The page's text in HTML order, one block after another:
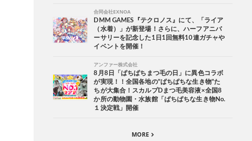
合同会社EXNOA
DMM GAMES『テクロノス』にて、「ライア
（水着）」が新登場！さらに、ハーフアニバ
ーサリーを記念した1日1回無料10連ガチャや
イベントを開催！
アンファー株式会社
8月8日「ぱちぱちまつ毛の日」に異色コラボ
が実現！！全国各地の"ぱちぱちな生き物"た
ちが大集合！スカルプDまつ毛美容液×全国8
か所の動物園・水族館「ぱちぱちな生き物No.
１決定戦」開催
MORE